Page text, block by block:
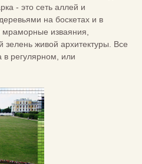
- это сеть аллей и
на боскетах и в
изваяния,
живой архитектуры. Все
в регулярном, или